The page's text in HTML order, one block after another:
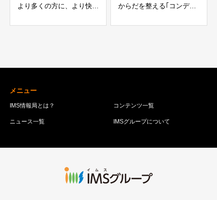
より多くの方に、より快適
からだを整える｢コンディ
メニュー
IMS情報局とは？ コンテンツ一覧
ニュース一覧 IMSグループについて